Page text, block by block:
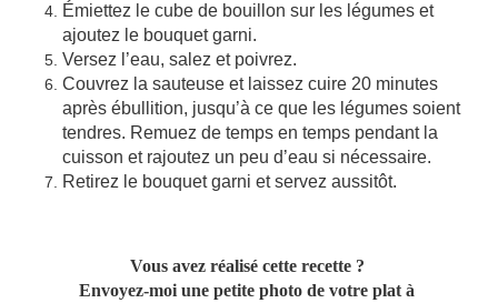
Émiettez le cube de bouillon sur les légumes et
ajoutez le bouquet garni.
Versez l’eau, salez et poivrez.
Couvrez la sauteuse et laissez cuire 20 minutes
après ébullition, jusqu’à ce que les légumes soient
tendres. Remuez de temps en temps pendant la
cuisson et rajoutez un peu d’eau si nécessaire.
Retirez le bouquet garni et servez aussitôt.
Vous avez réalisé cette recette ?
Envoyez-moi une petite photo de votre plat à